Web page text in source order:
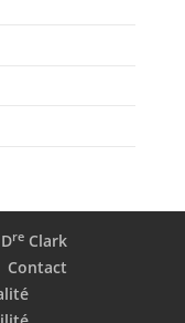
reClark
Contact